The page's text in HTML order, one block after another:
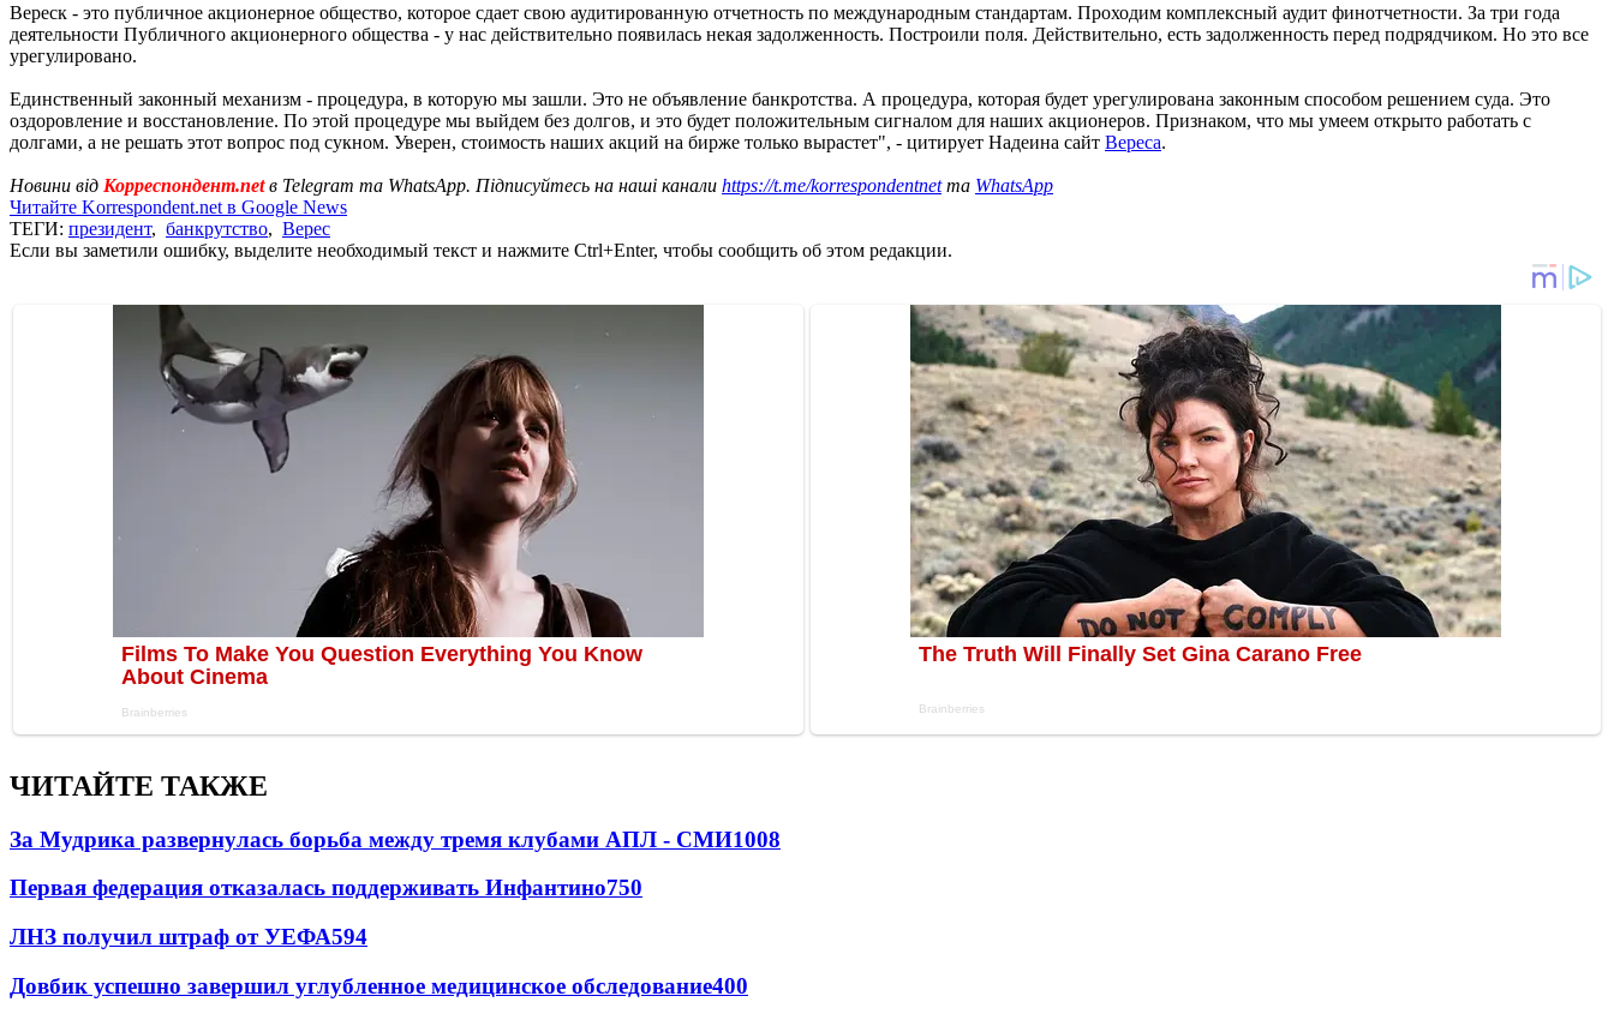
Вереск - это публичное акционерное общество, которое сдает свою аудитированную отчетность по международным стандартам. Проходим комплексный аудит финотчетности. За три года
деятельности Публичного акционерного общества - у нас действительно появилась некая задолженность. Построили поля. Действительно, есть задолженность перед подрядчиком. Но это все
урегулировано.
Единственный законный механизм - процедура, в которую мы зашли. Это не объявление банкротства. А процедура, которая будет урегулирована законным способом решением суда. Это
оздоровление и восстановление. По этой процедуре мы выйдем без долгов, и это будет положительным сигналом для наших акционеров. Признаком, что мы умеем открыто работать с
долгами, а не решать этот вопрос под сукном. Уверен, стоимость наших акций на бирже только вырастет", - цитирует Надеина сайт Вереса.
Новини від Корреспондент.netв Telegram та WhatsApp. Підписуйтесь на наші канали https://t.me/korrespondentnetта WhatsApp
Читайте Korrespondent.net в Google News
ТЕГИ: президент, банкрутство, Верес
Если вы заметили ошибку, выделите необходимый текст и нажмите Ctrl+Enter, чтобы сообщить об этом редакции.
ЧИТАЙТЕ ТАКЖЕ
За Мудрика развернулась борьба между тремя клубами АПЛ - СМИ1008
Первая федерация отказалась поддерживать Инфантино750
ЛНЗ получил штраф от УЕФА594
Довбик успешно завершил углубленное медицинское обследование400